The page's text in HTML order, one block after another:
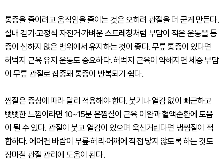
통증을 줄이려고 움직임을 줄이는 것은 오히려 관절을 더 굳게 만든다.
실내 걷기·고정식 자전거·가벼운 스트레칭처럼 부담이 적은 운동을 통
증이 심하지 않은 범위에서 유지하는 것이 좋다. 무릎 통증이 있다면
허벅지 근육 유지 운동도 중요하다. 허벅지 근육이 약해지면 체중 부담
이 무릎 관절로 집중돼 통증이 반복되기 쉽다.
찜질은 증상에 따라 달리 적용해야 한다. 붓기나 열감 없이 뻐근하고
뻣뻣한 느낌이라면 10~15분 온찜질이 근육 이완과 혈액순환에 도움
이 될 수 있다. 관절이 붓고 열감이 있으며 욱신거린다면 냉찜질이 적
합하다. 에어컨 바람이 무릎·허리·어깨에 직접 닿지 않도록 하는 것도
장마철 관절 관리에 도움이 된다.